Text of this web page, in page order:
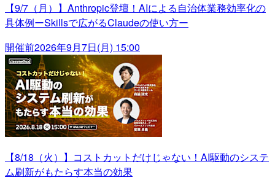
【9/7（月）】Anthropic登壇！AIによる自治体業務効率化の
具体例ーSkillsで広がるClaudeの使い方ー
開催前2026年9月7日(月) 15:00
【8/18（火）】コストカットだけじゃない！AI駆動のシステ
ム刷新がもたらす本当の効果